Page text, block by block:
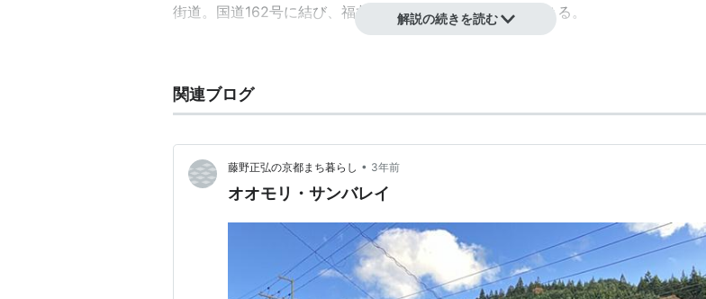
街道。国道162号に結び、福井県小浜市に達することができる。
解説の続きを読む
関連ブログ
藤野正弘の京都まち暮らし • 3年前
オオモリ・サンバレイ